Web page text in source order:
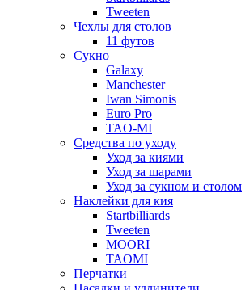
Tweeten
Чехлы для столов
11 футов
Сукно
Galaxy
Manchester
Iwan Simonis
Euro Pro
TAO-MI
Средства по уходу
Уход за киями
Уход за шарами
Уход за сукном и столом
Наклейки для кия
Startbilliards
Tweeten
MOORI
TAOMI
Перчатки